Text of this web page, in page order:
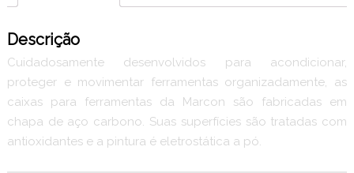
Descrição
Cuidadosamente desenvolvidos para acondicionar,
proteger e movimentar ferramentas organizadamente, as
caixas para ferramentas da Marcon são fabricadas em
chapa de aço carbono. Suas superfícies são tratadas com
antioxidantes e a pintura é eletrostática a pó.